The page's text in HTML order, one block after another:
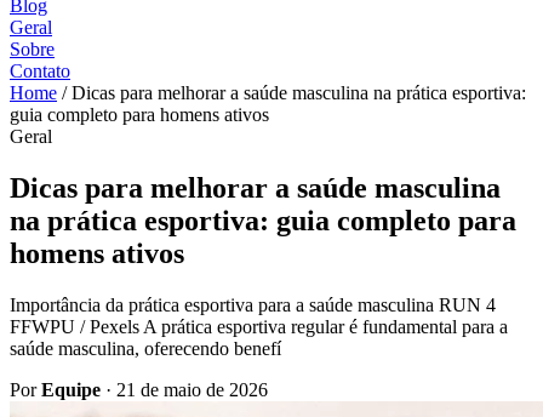
Blog
Geral
Sobre
Contato
Home / Dicas para melhorar a saúde masculina na prática esportiva:
guia completo para homens ativos
Geral
Dicas para melhorar a saúde masculina
na prática esportiva: guia completo para
homens ativos
Importância da prática esportiva para a saúde masculina RUN 4
FFWPU / Pexels A prática esportiva regular é fundamental para a
saúde masculina, oferecendo benefí
PorEquipe · 21 de maio de 2026